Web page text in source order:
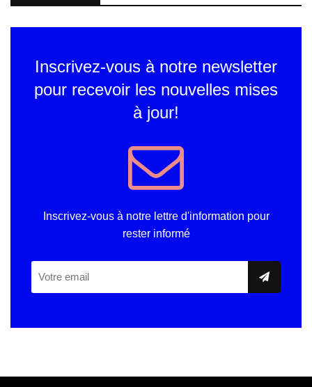
Inscrivez-vous à notre newsletter
pour recevoir les nouvelles mises
à jour!
Inscrivez-vous à notre lettre d'information pour
rester informé